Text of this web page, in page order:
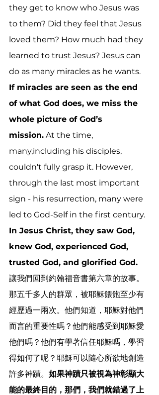
they get to know who Jesus was
to them? Did they feel that Jesus
loved them? How much had they
learned to trust Jesus? Jesus can
do as many miracles as he wants.
If miracles are seen as the end
of what God does, we miss the
whole picture of God’s
mission. At the time,
many,including his disciples,
couldn't fully grasp it. However,
through the last most important
sign - his resurrection, many were
led to God-Self in the first century.
In Jesus Christ, they saw God,
knew God, experienced God,
trusted God, and glorified God.
讓我們回到約翰福音書第六章的故事。
那五千多人的群眾，被耶穌餵飽至少有
經歷過一兩次。他們知道，耶穌對他們
而言的重要性嗎？他們能感受到耶穌愛
他們嗎？他們有學著信任耶穌嗎，學習
得如何了呢？耶穌可以隨心所欲地創造
許多神蹟。 如果神蹟只被視為神彰顯大
能的最終目的，那們，我們就錯過了上